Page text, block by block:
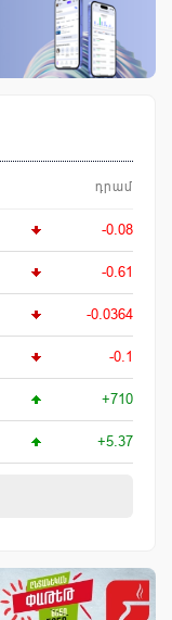
դրամ
-0.08
-0.61
-0.0364
-0.1
+710
+5.37